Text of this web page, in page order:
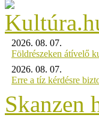
2026. 08. 07.
Földrészeken átívelő
2026. 08. 07.
Erre a tíz kérdésre
Skanzen